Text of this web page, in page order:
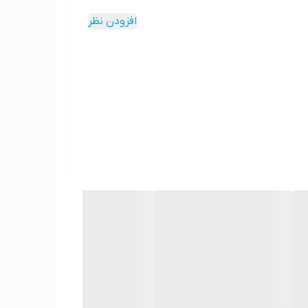
افزودن نظر